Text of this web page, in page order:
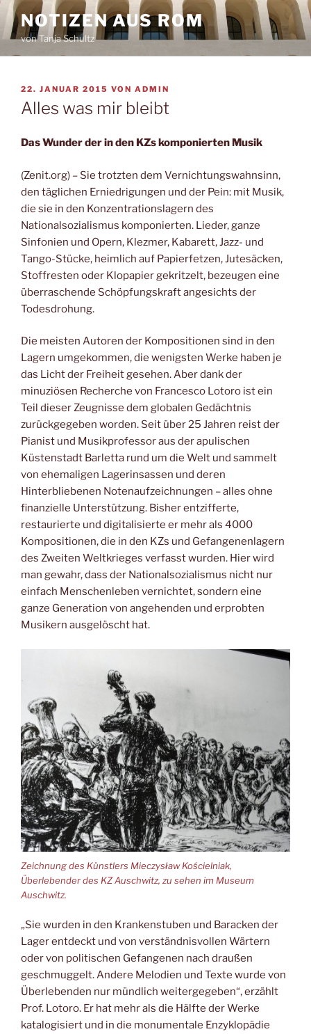
Zum
Inhalt
springen
NOTIZEN AUS ROM
von Tanja Schultz
VERÖFFENTLICHT
AM
22. JANUAR 2015 VON ADMIN
Alles was mir bleibt
Das Wunder der in den KZs komponierten Musik
(Zenit.org) – Sie trotzten dem Vernichtungswahnsinn,
den täglichen Erniedrigungen und der Pein: mit Musik,
die sie in den Konzentrationslagern des
Nationalsozialismus komponierten. Lieder, ganze
Sinfonien und Opern, Klezmer, Kabarett, Jazz- und
Tango-Stücke, heimlich auf Papierfetzen, Jutesäcken,
Stoffresten oder Klopapier gekritzelt, bezeugen eine
überraschende Schöpfungskraft angesichts der
Todesdrohung.
Die meisten Autoren der Kompositionen sind in den
Lagern umgekommen, die wenigsten Werke haben je
das Licht der Freiheit gesehen. Aber dank der
minuziösen Recherche von Francesco Lotoro ist ein
Teil dieser Zeugnisse dem globalen Gedächtnis
zurückgegeben worden. Seit über 25 Jahren reist der
Pianist und Musikprofessor aus der apulischen
Küstenstadt Barletta rund um die Welt und sammelt
von ehemaligen Lagerinsassen und deren
Hinterbliebenen Notenaufzeichnungen – alles ohne
finanzielle Unterstützung. Bisher entzifferte,
restaurierte und digitalisierte er mehr als 4000
Kompositionen, die in den KZs und Gefangenenlagern
des Zweiten Weltkrieges verfasst wurden. Hier wird
man gewahr, dass der Nationalsozialismus nicht nur
einfach Menschenleben vernichtet, sondern eine
ganze Generation von angehenden und erprobten
Musikern ausgelöscht hat.
Zeichnung des Künstlers Mieczysław Kościelniak,
Überlebender des KZ Auschwitz, zu sehen im Museum
Auschwitz.
„Sie wurden in den Krankenstuben und Baracken der
Lager entdeckt und von verständnisvollen Wärtern
oder von politischen Gefangenen nach draußen
geschmuggelt. Andere Melodien und Texte wurde von
Überlebenden nur mündlich weitergegeben“, erzählt
Prof. Lotoro. Er hat mehr als die Hälfte der Werke
katalogisiert und in die monumentale Enzyklopädie